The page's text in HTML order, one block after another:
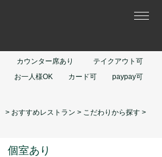
カウンター席あり
テイクアウト可
お一人様OK カード可
paypay可
> おすすめレストラン > こだわりから探す >
個室あり